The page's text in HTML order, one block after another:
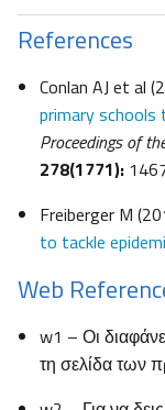
References
Conlan AJ et al
primary
Proceedings of
278(1771):
Freiberger M
to tackle
Web
w1 – Οι
τη σελίδα των